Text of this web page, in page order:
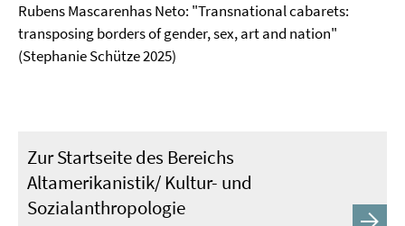
Rubens Mascarenhas Neto: "Transnational cabarets:
transposing borders of gender, sex, art and nation"
(Stephanie Schütze 2025)
Zur Startseite des Bereichs
Altamerikanistik/ Kultur- und
Sozialanthropologie